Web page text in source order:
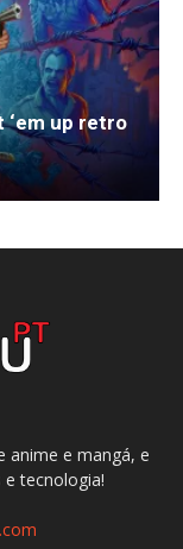
‘em up retro
anime e mangá, e
tecnologia!